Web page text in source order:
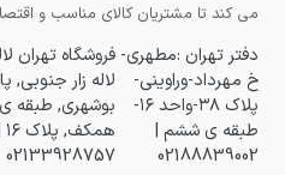
می کند تا مشتریان کالای مناسب و
دفتر تهران :مطهری-
خ مهرداد-وراوینی-
پلاک ۳۸-واحد ۱۶-
طبقه ی ششم |
02188839002
فروشگاه تهران
لاله زار جنوبی,
بوشهری, طبقه ی
همکف, پلاک ۱۶ |
02133928757